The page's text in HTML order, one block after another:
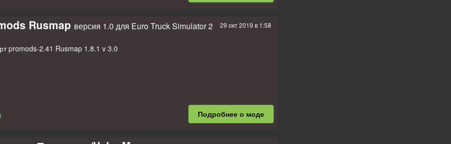
29 окт 2019 в 1:58
Rusmap версия 1.0 для Euro Truck Simulator 2
promods-2.41 Rusmap 1.8.1 v 3.0
Подробнее о моде